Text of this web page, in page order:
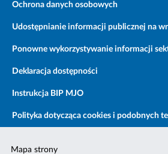
Ochrona danych osobowych
Udostępnianie informacji publicznej na
Ponowne wykorzystywanie informacji
Deklaracja dostępności
Instrukcja BIP MJO
Polityka dotycząca cookies i podobnych
Mapa strony